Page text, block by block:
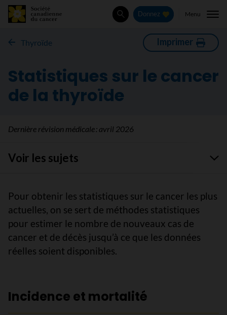
Rechercher
Donnez Menu
Thyroïde Imprimer
Statistiques sur le cancer
de la thyroïde
Dernière révision médicale : avril 2026
Voir les sujets
Pour obtenir les statistiques sur le cancer les plus
actuelles, on se sert de méthodes statistiques
pour estimer le nombre de nouveaux cas de
cancer et de décès jusqu’à ce que les données
réelles soient disponibles.
Incidence et mortalité